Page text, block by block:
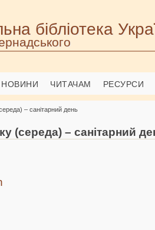
бібліотека
НОВИНИ ЧИТАЧАМ РЕСУРСИ
– санітарний день
(середа) – санітарний